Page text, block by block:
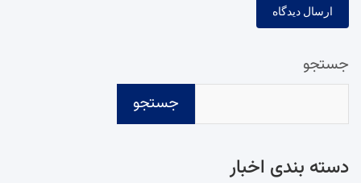
جستجو
جستجو
دسته‌ بندی اخبار